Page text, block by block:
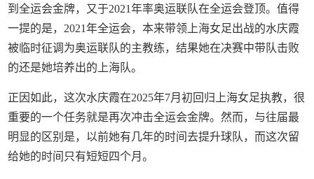
到全运会金牌，又于2021年率奥运联队在全运会登顶。值得
一提的是，2021年全运会，本来带领上海女足出战的水庆霞
被临时征调为奥运联队的主教练，结果她在决赛中带队击败
的还是她培养出的上海队。
正因如此，这次水庆霞在2025年7月初回归上海女足执教，很
重要的一个任务就是再次冲击全运会金牌。然而，与往届最
明显的区别是，以前她有几年的时间去提升球队，而这次留
给她的时间只有短短四个月。